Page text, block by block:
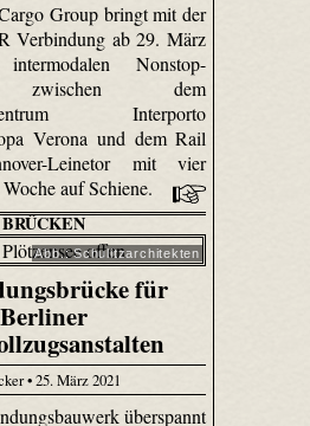
Group bringt mit der
Verbindung ab 29. März
Nonstop-
zwischen dem
Interporto
Verona und dem Rail
Leinetor mit vier
auf Schiene.
BRÜCKEN
Abb.: Schulitzarchitekten
für
Berliner
• 25. März 2021
überspannt